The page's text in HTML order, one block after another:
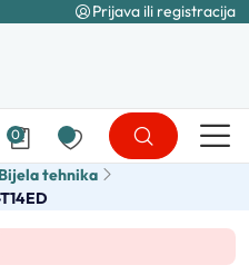
Prijava ili registracija
0
Bijela tehnika